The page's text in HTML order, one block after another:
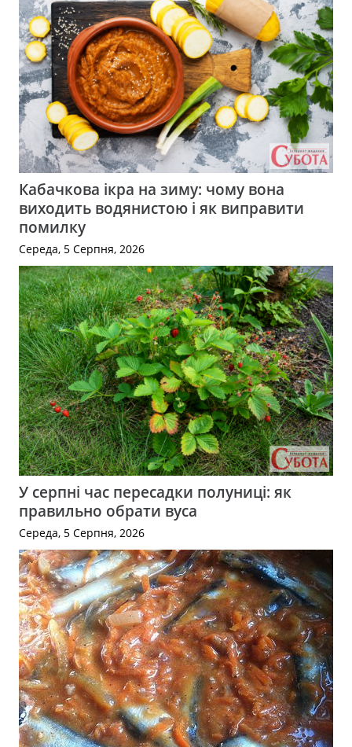
Кабачкова ікра на зиму: чому вона
виходить водянистою і як виправити
помилку
Середа, 5 Серпня, 2026
У серпні час пересадки полуниці: як
правильно обрати вуса
Середа, 5 Серпня, 2026